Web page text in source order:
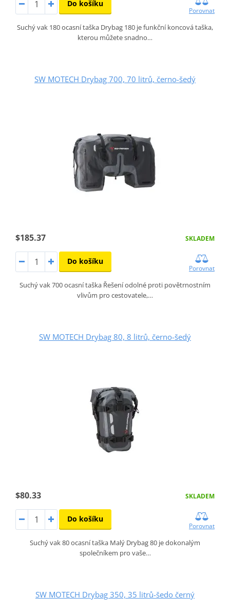
Do košíku
Porovnat
Suchý vak 180 ocasní taška Drybag 180 je funkční koncová taška,
kterou můžete snadno…
SW MOTECH Drybag 700, 70 litrů, černo-šedý
$185.37 SKLADEM
Do košíku
Porovnat
Suchý vak 700 ocasní taška Řešení odolné proti povětrnostním
vlivům pro cestovatele,…
SW MOTECH Drybag 80, 8 litrů, černo-šedý
$80.33 SKLADEM
Do košíku
Porovnat
Suchý vak 80 ocasní taška Malý Drybag 80 je dokonalým
společníkem pro vaše…
SW MOTECH Drybag 350, 35 litrů-šedo černý